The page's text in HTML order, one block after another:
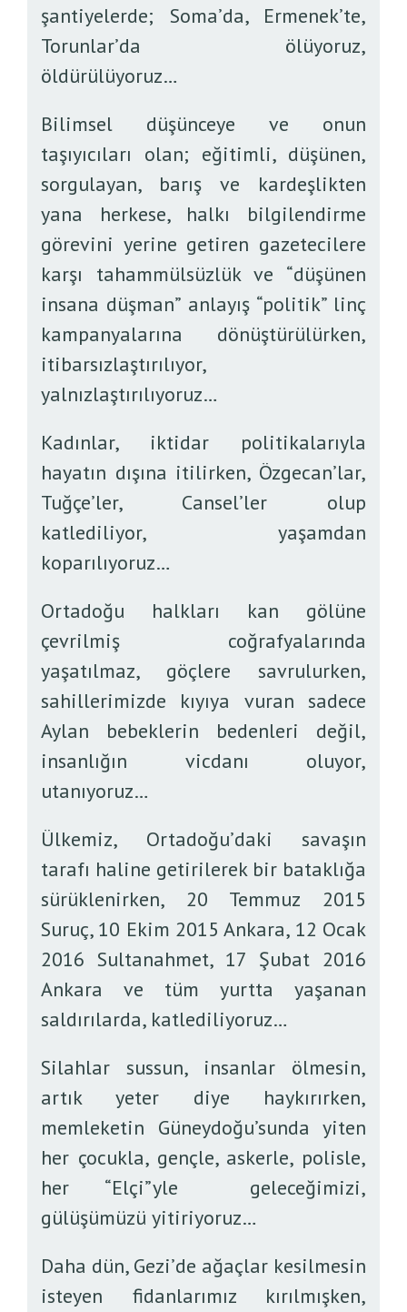
şantiyelerde; Soma’da, Ermenek’te,
Torunlar’da ölüyoruz,
öldürülüyoruz…
Bilimsel düşünceye ve onun
taşıyıcıları olan; eğitimli, düşünen,
sorgulayan, barış ve kardeşlikten
yana herkese, halkı bilgilendirme
görevini yerine getiren gazetecilere
karşı tahammülsüzlük ve “düşünen
insana düşman” anlayış “politik” linç
kampanyalarına dönüştürülürken,
itibarsızlaştırılıyor,
yalnızlaştırılıyoruz…
Kadınlar, iktidar politikalarıyla
hayatın dışına itilirken, Özgecan’lar,
Tuğçe’ler, Cansel’ler olup
katlediliyor, yaşamdan
koparılıyoruz…
Ortadoğu halkları kan gölüne
çevrilmiş coğrafyalarında
yaşatılmaz, göçlere savrulurken,
sahillerimizde kıyıya vuran sadece
Aylan bebeklerin bedenleri değil,
insanlığın vicdanı oluyor,
utanıyoruz…
Ülkemiz, Ortadoğu’daki savaşın
tarafı haline getirilerek bir bataklığa
sürüklenirken, 20 Temmuz 2015
Suruç, 10 Ekim 2015 Ankara, 12 Ocak
2016 Sultanahmet, 17 Şubat 2016
Ankara ve tüm yurtta yaşanan
saldırılarda, katlediliyoruz…
Silahlar sussun, insanlar ölmesin,
artık yeter diye haykırırken,
memleketin Güneydoğu’sunda yiten
her çocukla, gençle, askerle, polisle,
her “Elçi”yle geleceğimizi,
gülüşümüzü yitiriyoruz…
Daha dün, Gezi’de ağaçlar kesilmesin
isteyen fidanlarımız kırılmışken,